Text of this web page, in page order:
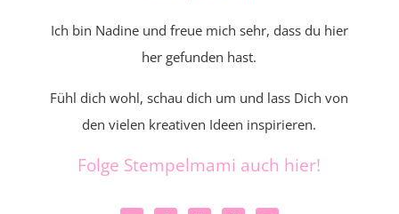
Ich bin Nadine und freue mich sehr, dass du hier
her gefunden hast.
Fühl dich wohl, schau dich um und lass Dich von
den vielen kreativen Ideen inspirieren.
Folge Stempelmami auch hier!